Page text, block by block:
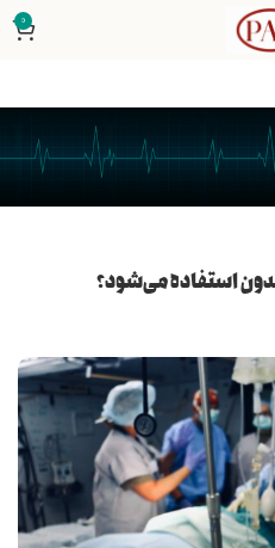
0
استفاده می‌شود؟